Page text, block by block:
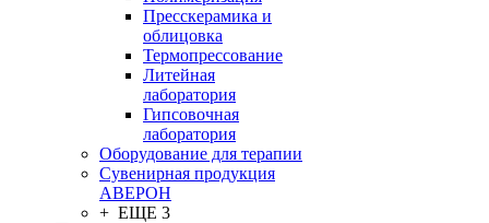
Пресскерамика и
облицовка
Термопрессование
Литейная
лаборатория
Гипсовочная
лаборатория
Оборудование для терапии
Сувенирная продукция
АВЕРОН
+ ЕЩЕ 3